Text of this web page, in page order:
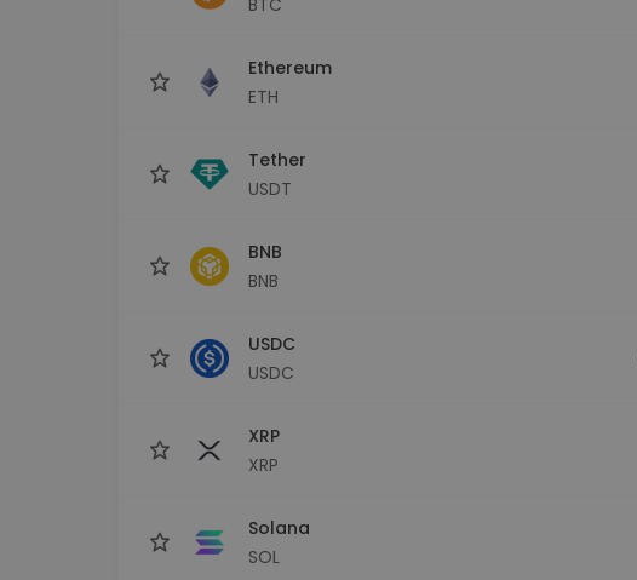
Ethereum
ETH
Tether
USDT
BNB
BNB
USDC
USDC
XRP
XRP
Solana
SOL